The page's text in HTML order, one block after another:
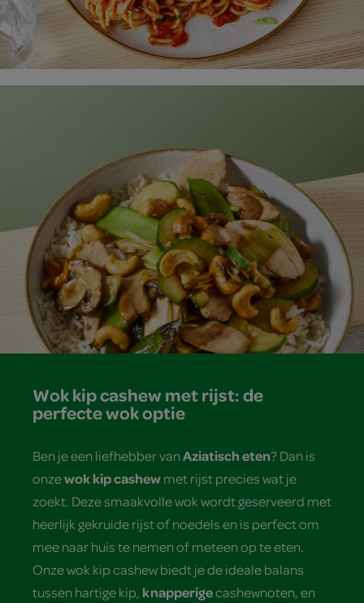
Wok kip cashew met rijst: de
perfecte wok optie
Ben je een liefhebber vanAziatisch eten? Dan is
onzewok kip cashewmet rijst precies wat je
zoekt. Deze smaakvolle wok wordt geserveerd met
heerlijk gekruide rijst of noedels en is perfect om
mee naar huis te nemen of meteen op te eten.
Onze wok kip cashew biedt je de ideale balans
tussen hartige kip, knapperigecashewnoten, en